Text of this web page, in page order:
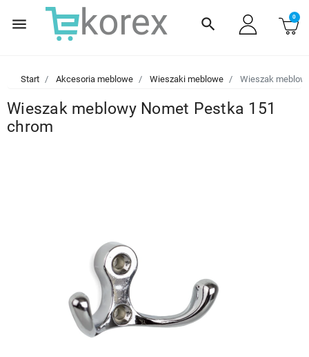
menu search 0
Start Akcesoria meblowe Wieszaki meblowe Wieszak
Wieszak meblowy Nomet Pestka 151
chrom